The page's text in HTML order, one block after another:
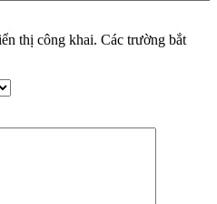
thị công khai. Các trường bắt